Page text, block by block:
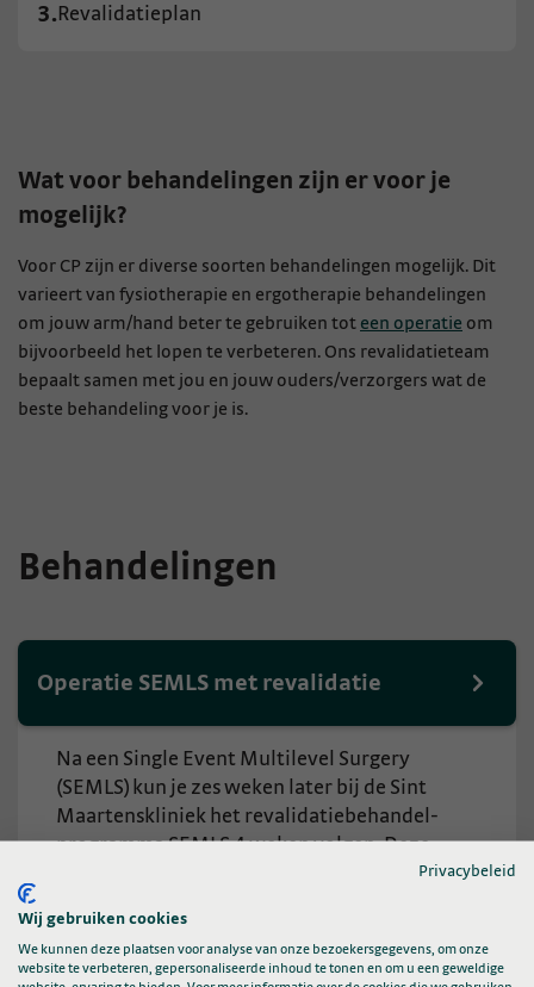
3.Revalidatieplan
Wat voor behandelingen zijn er voor je
mogelijk?
Voor CP zijn er diverse soorten behandelingen mogelijk. Dit
varieert van fysiotherapie en ergotherapie behandelingen
om jouw arm/hand beter te gebruiken tot een operatie om
bijvoorbeeld het lopen te verbeteren. Ons revalidatieteam
bepaalt samen met jou en jouw ouders/verzorgers wat de
beste behandeling voor je is.
Behandelingen
Operatie SEMLS met revalidatie
Na een Single Event Multilevel Surgery
(SEMLS) kun je zes weken later bij de Sint
Maartenskliniek het revalidatiebehandel-
programma SEMLS 4 weken volgen. Deze
revalidatie is gericht op beter staan en lopenPrivacybeleid
Wij gebruiken cookies
We kunnen deze plaatsen voor analyse van onze bezoekersgegevens, om onze
website te verbeteren, gepersonaliseerde inhoud te tonen en om u een geweldige